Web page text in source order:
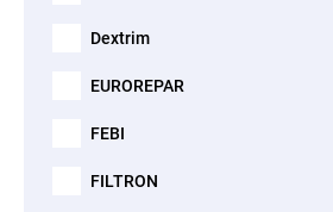
Dextrim
EUROREPAR
FEBI
FILTRON